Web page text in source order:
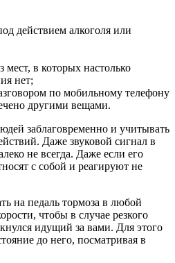
действием алкоголя или
в которых настолько
нет;
по мобильному телефону
другими вещами.
заблаговременно и учитывать
Даже звуковой сигнал в
не всегда. Даже если его
с собой и реагируют не
на педаль тормоза в любой
чтобы в случае резкого
идущий за вами. Для этого
до него, посматривая в